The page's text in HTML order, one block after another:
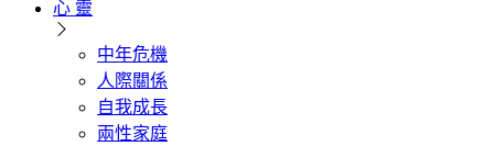
心 靈
中年危機
人際關係
自我成長
兩性家庭